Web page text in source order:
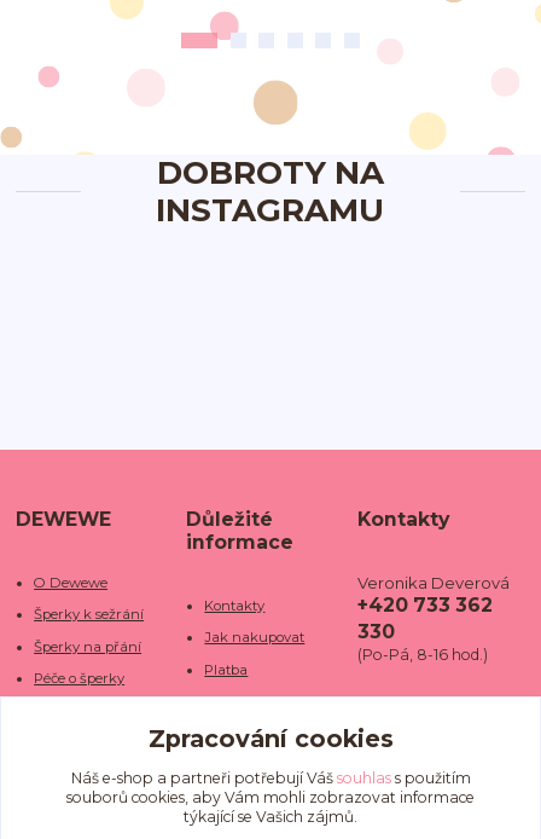
DOBROTY NA
INSTAGRAMU
DEWEWE
O Dewewe
Šperky k sežrání
Šperky na přání
Péče o šperky
Kamenné obchody
Fotogalerie
Důležité
informace
Kontakty
Jak nakupovat
Platba
Doba dodání
Doprava
Obchodní podmínky
Ochrana osobních
Kontakty
Veronika Deverová
+420 733 362
330
(Po-Pá, 8-16 hod.)
we.cz
Zpracování cookies
Náš e-shop a partneři potřebují Váš souhlass použitím
souborů cookies, aby Vám mohli zobrazovat informace
týkající se Vašich zájmů.